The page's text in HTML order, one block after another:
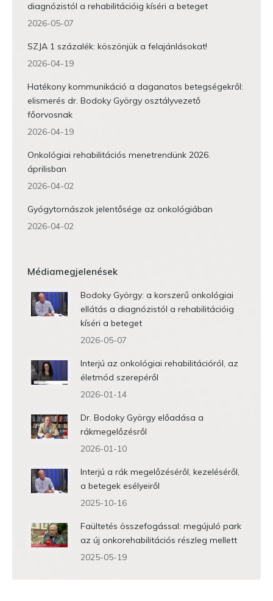
diagnózistól a rehabilitációig kíséri a beteget
2026-05-07
SZJA 1 százalék: köszönjük a felajánlásokat!
2026-04-19
Hatékony kommunikáció a daganatos betegségekről:
elismerés dr. Bodoky György osztályvezető
főorvosnak
2026-04-19
Onkológiai rehabilitációs menetrendünk 2026.
áprilisban
2026-04-02
Gyógytornászok jelentősége az onkológiában
2026-04-02
Médiamegjelenések
Bodoky György: a korszerű onkológiai
ellátás a diagnózistól a rehabilitációig
kíséri a beteget
2026-05-07
Interjú az onkológiai rehabilitációról, az
életmód szerepéről
2026-01-14
Dr. Bodoky György előadása a
rákmegelőzésről
2026-01-10
Interjú a rák megelőzéséről, kezeléséről,
a betegek esélyeiről
2025-10-16
Faültetés összefogással: megújuló park
az új onkorehabilitációs részleg mellett
2025-05-19